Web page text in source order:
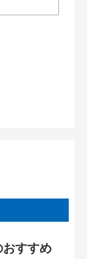
すすめ